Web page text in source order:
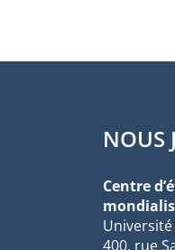
NOUS
Centre
400, rue